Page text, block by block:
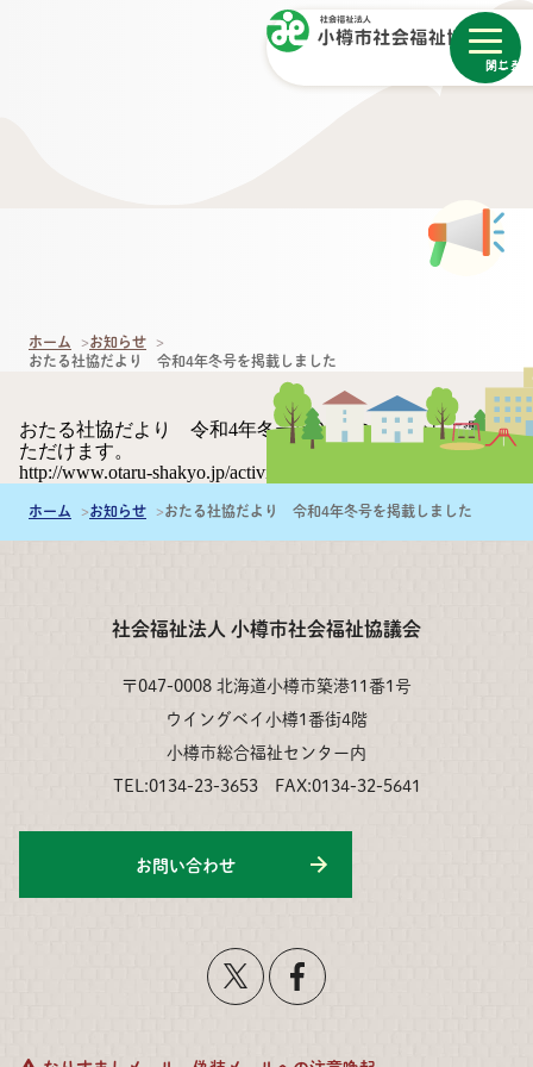
メニュー
閉じる
ホーム
お知らせ
おたる社協だより 令和4年冬号を掲載しました
おたる社協だより 令和4年冬号は以下のURLからご覧い
ただけます。
http://www.otaru-shakyo.jp/activity/
ホーム
お知らせ おたる社協だより 令和4年冬号を掲載しました
社会福祉法人 小樽市社会福祉協議会
〒047-0008 北海道小樽市築港11番1号
ウイングベイ小樽1番街4階
小樽市総合福祉センター内
TEL:0134-23-3653 FAX:0134-32-5641
お問い合わせ